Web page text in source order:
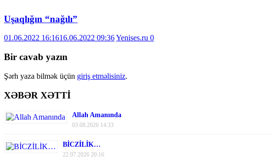
Uşaqlığın “nağılı”
01.06.2022 16:1616.06.2022 09:36Yenises.ru 0
Bir cavab yazın
Şərh yaza bilmək üçün giriş etməlisiniz.
XƏBƏR XƏTTİ
Allah Amanında
03.08.2026 14:33
BİCZİLİK…
22.07.2026 20:16